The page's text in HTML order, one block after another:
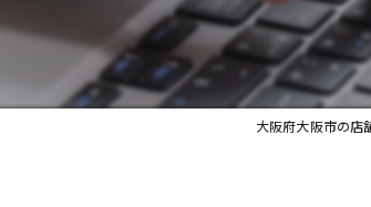
大阪府大阪市の店